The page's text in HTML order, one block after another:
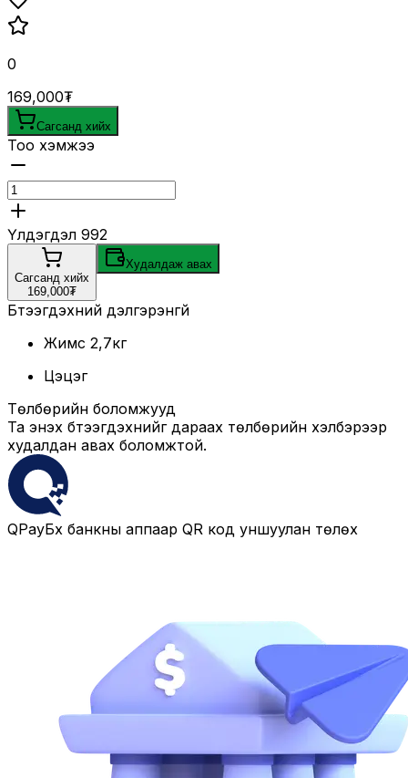
0
169,000₮
Сагсанд хийх
Тоо хэмжээ
Үлдэгдэл 992
Сагсанд хийх
169,000₮
Худалдаж авах
Бүтээгдэхүүний дэлгэрэнгүй
Жимс 2,7кг
Цэцэг
Төлбөрийн боломжууд
Та энэхүү бүтээгдэхүүнийг дараах төлбөрийн хэлбэрээр
худалдан авах боломжтой.
QPayБүх банкны аппаар QR код уншуулан төлөх